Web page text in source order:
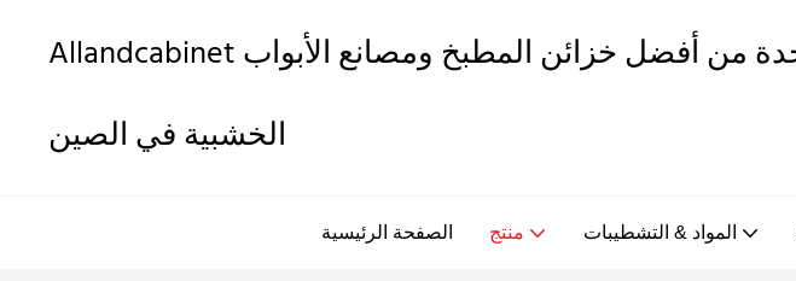
Allandcabinet هي واحدة من أفضل خزائن المطبخ ومصانع الأبواب
الصفحة الرئيسية منتج المواد & التشطيبات